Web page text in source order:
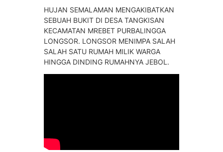
HUJAN SEMALAMAN MENGAKIBATKAN
SEBUAH BUKIT DI DESA TANGKISAN
KECAMATAN MREBET PURBALINGGA
LONGSOR. LONGSOR MENIMPA SALAH
SALAH SATU RUMAH MILIK WARGA
HINGGA DINDING RUMAHNYA JEBOL.